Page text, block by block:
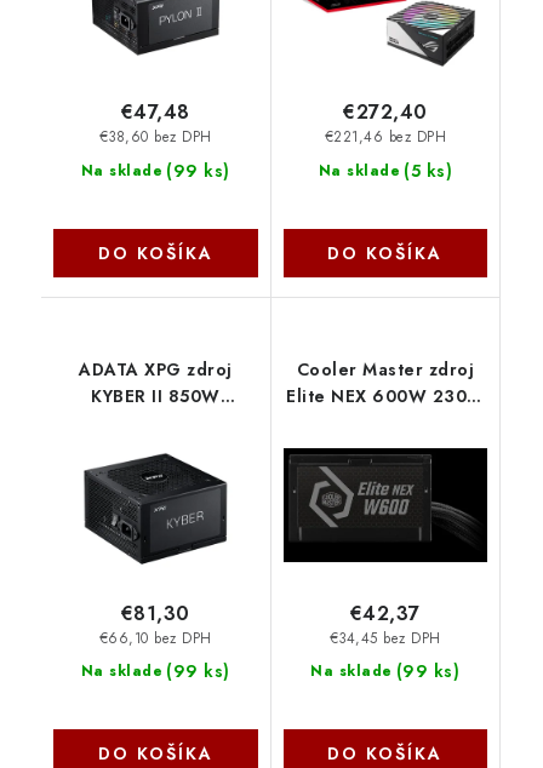
Na sklade (99 ks)
€38,60 bez DPH
€47,48
DO KOŠÍKA
Na sklade (5 ks)
€221,46 bez DPH
€272,40
DO KOŠÍKA
ADATA XPG zdroj
KYBER II 850W
Na sklade (99 ks)
€66,10 bez DPH
€81,30
DO KOŠÍKA
Cooler Master zdroj
Elite NEX 600W 230V,
Mesh (opletené
kabely) MPW-6001-
ACBW-BE1
CoolerMaster
Na sklade (99 ks)
€34,45 bez DPH
€42,37
DO KOŠÍKA